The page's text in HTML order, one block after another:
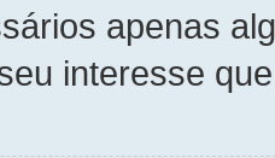
apenas
interesse